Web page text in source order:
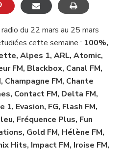
du 22 mars au 25 mars
cette semaine : 100%,
Alpes 1, ARL, Atomic,
FM, Blackbox, Canal FM,
Champagne FM, Chante
Contact FM, Delta FM,
1, Evasion, FG, Flash FM,
Fréquence Plus, Fun
Gold FM, Hélène FM,
Hits, Impact FM, Iroise FM,